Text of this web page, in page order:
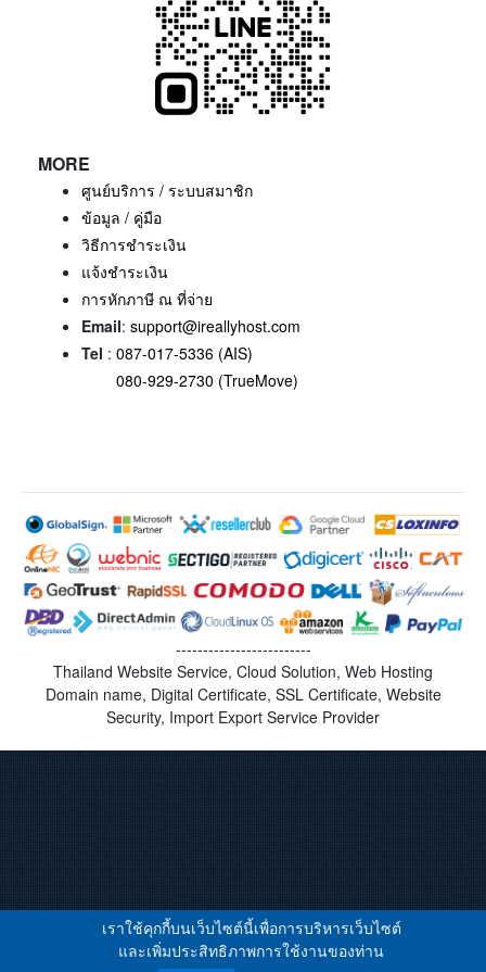
MORE
ศูนย์บริการ / ระบบสมาชิก
ข้อมูล / คู่มือ
วิธีการชำระเงิน
แจ้งชำระเงิน
การหักภาษี ณ ที่จ่าย
Email: support@ireallyhost.com
Tel : 087-017-5336 (AIS)
080-929-2730 (TrueMove)
-------------------------
Thailand Website Service, Cloud Solution, Web Hosting
Domain name, Digital Certificate, SSL Certificate, Website
Security, Import Export Service Provider
เราใช้คุกกี้บนเว็บไซต์นี้เพื่อการบริหารเว็บไซต์
และเพิ่มประสิทธิภาพการใช้งานของท่าน